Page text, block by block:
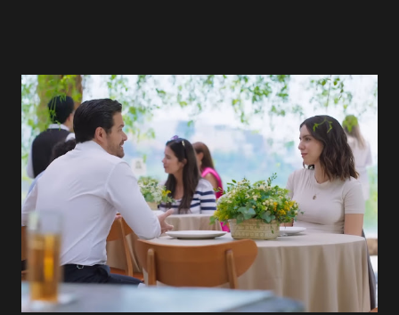
permanecer virgem até encontrar o homem que realmente
ama, o que não é fácil, já que dedica todas as suas energias a
se aprimorar, trabalhando, estudando e se orgulhando de
ser a primeira mulher da família a ingressar na
universidade. Ela tem uma personalidade muito alegre, é
muito madura para a idade, determinada, criativa e
empática. Detesta injustiças e é uma ótima amiga. Pode ser
teimosa e muito persistente quando decide fazer algo.
Durante um exame ginecológico, ela é inseminada por eng...